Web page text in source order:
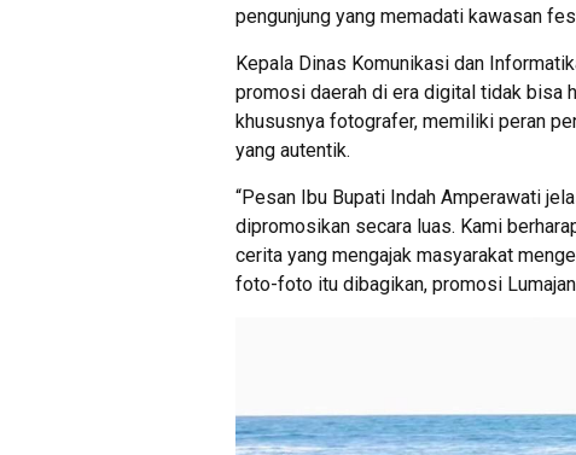
pengunjung yang memadati kawasan
Kepala Dinas Komunikasi dan
promosi daerah di era digital tidak bisa
khususnya fotografer, memiliki peran
yang autentik.
“Pesan Ibu Bupati Indah Amperawati
dipromosikan secara luas. Kami
cerita yang mengajak masyarakat
foto-foto itu dibagikan, promosi